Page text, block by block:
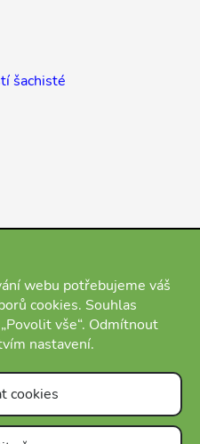
šachisté
Beil, Antonín Čížek, stav:
webu potřebujeme váš
cookies. Souhlas
vše“. Odmítnout
nastavení.
cookies